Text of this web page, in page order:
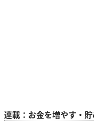
連載：お金を増やす・